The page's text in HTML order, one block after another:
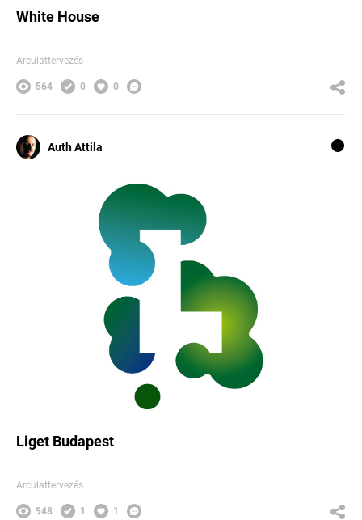
White House
Arculattervezés
564 0 0
Auth Attila
Liget Budapest
Arculattervezés
948 1 1